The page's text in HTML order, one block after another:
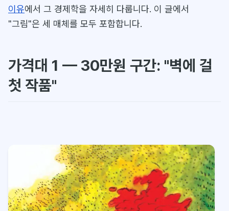
이유에서 그 경제학을 자세히 다룹니다. 이 글에서
"그림"은 세 매체를 모두 포함합니다.
가격대 1 — 30만원 구간: "벽에 걸
첫 작품"